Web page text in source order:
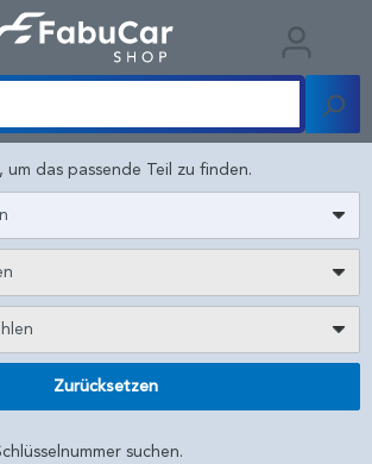
das passende Teil zu finden.
Zurücksetzen
suchen.